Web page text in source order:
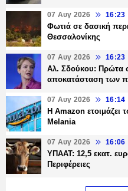
07 Αυγ 2026 16:23
Φωτιά σε δασική
Θεσσαλονίκης
07 Αυγ 2026 16:23
Αλ. Σδούκου: Πρώτα
αποκατάσταση των
07 Αυγ 2026 16:14
Η Amazon ετοιμάζει
Melania
07 Αυγ 2026 16:06
ΥΠΑΑΤ: 12,5 εκατ.
Περιφέρειες